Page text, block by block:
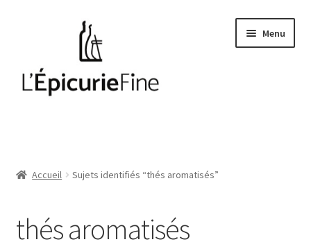
navigation
Menu
Cave
Accueil Sujets identifiés “thés aromatisés”
thés aromatisés